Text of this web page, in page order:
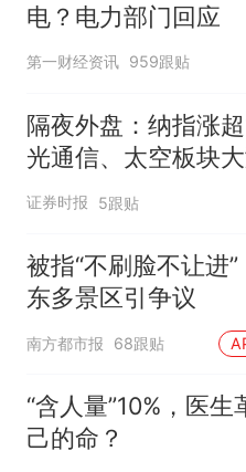
电？电力部门回应
第一财经资讯 959跟贴
隔夜外盘：纳指涨超
光通信、太空板块
证券时报 5跟贴
被指“不刷脸不让进”
东多景区引争议
南方都市报 68跟贴
“含人量”10%，医生
己的命？